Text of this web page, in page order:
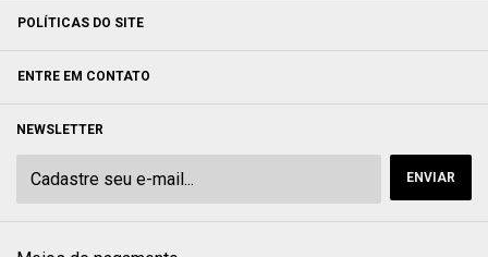
POLÍTICAS DO SITE
ENTRE EM CONTATO
NEWSLETTER